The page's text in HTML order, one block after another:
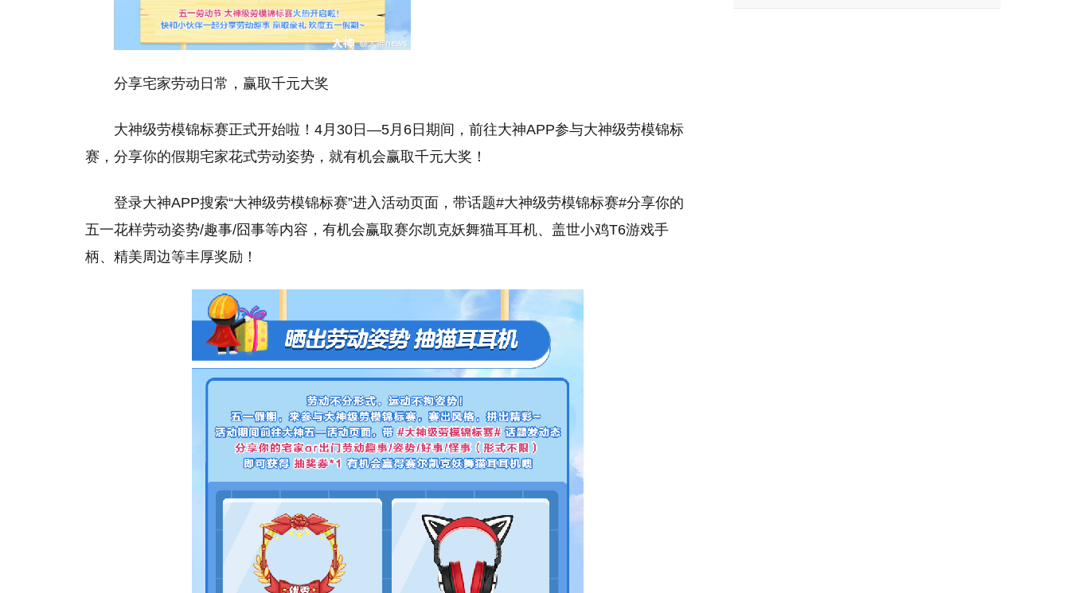
分享宅家劳动日常，赢取千元大奖
大神级劳模锦标赛正式开始啦！4月30日—5月6日期间，前往大神APP参与大神级劳模锦标
赛，分享你的假期宅家花式劳动姿势，就有机会赢取千元大奖！
登录大神APP搜索“大神级劳模锦标赛”进入活动页面，带话题#大神级劳模锦标赛#分享你的
五一花样劳动姿势/趣事/囧事等内容，有机会赢取赛尔凯克妖舞猫耳耳机、盖世小鸡T6游戏手
柄、精美周边等丰厚奖励！